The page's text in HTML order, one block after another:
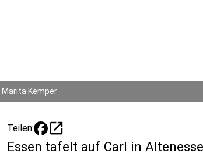
Marita Kemper
Teilen: open_in_new
Essen tafelt auf Carl in